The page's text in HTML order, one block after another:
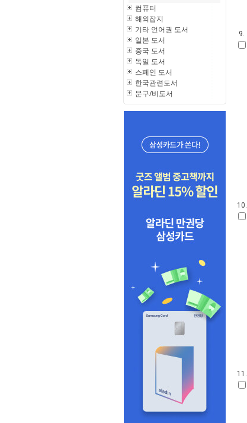
컴퓨터
해외잡지
기타 언어권 도서
일본 도서
중국 도서
독일 도서
스페인 도서
한국관련도서
문구/비도서
9.
10.
11.